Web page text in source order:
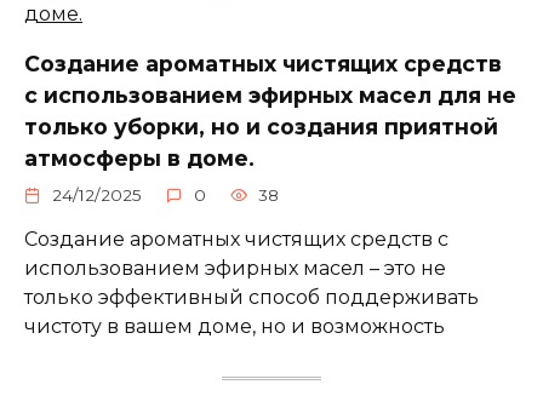
Создание ароматных чистящих средств
с использованием эфирных масел для не
только уборки, но и создания приятной
атмосферы в доме.
24/12/2025 0 38
Создание ароматных чистящих средств с
использованием эфирных масел – это не
только эффективный способ поддерживать
чистоту в вашем доме, но и возможность